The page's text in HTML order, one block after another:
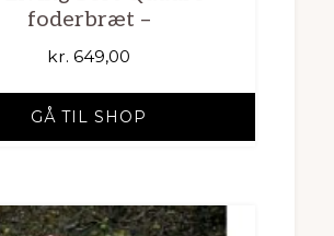
foderbræt –
kr. 649,00
GÅ TIL SHOP